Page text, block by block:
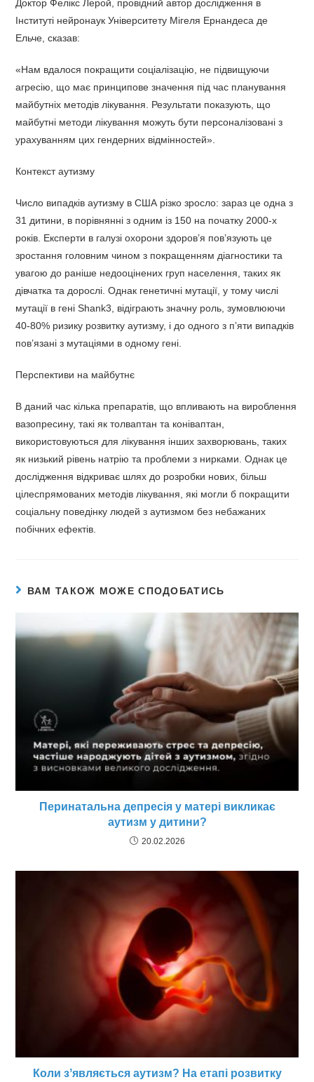
Доктор Фелікс Лерой, провідний автор дослідження в
Інституті нейронаук Університету Мігеля Ернандеса де
Ельче, сказав:
«Нам вдалося покращити соціалізацію, не підвищуючи
агресію, що має принципове значення під час планування
майбутніх методів лікування. Результати показують, що
майбутні методи лікування можуть бути персоналізовані з
урахуванням цих гендерних відмінностей».
Контекст аутизму
Число випадків аутизму в США різко зросло: зараз це одна з
31 дитини, в порівнянні з одним із 150 на початку 2000-х
років. Експерти в галузі охорони здоров’я пов’язують це
зростання головним чином з покращенням діагностики та
увагою до раніше недооцінених груп населення, таких як
дівчатка та дорослі. Однак генетичні мутації, у тому числі
мутації в гені Shank3, відіграють значну роль, зумовлюючи
40-80% ризику розвитку аутизму, і до одного з п’яти випадків
пов’язані з мутаціями в одному гені.
Перспективи на майбутнє
В даний час кілька препаратів, що впливають на вироблення
вазопресину, такі як толваптан та коніваптан,
використовуються для лікування інших захворювань, таких
як низький рівень натрію та проблеми з нирками. Однак це
дослідження відкриває шлях до розробки нових, більш
цілеспрямованих методів лікування, які могли б покращити
соціальну поведінку людей з аутизмом без небажаних
побічних ефектів.
ВАМ ТАКОЖ МОЖЕ СПОДОБАТИСЬ
Перинатальна депресія у матері викликає
аутизм у дитини?
20.02.2026
Коли зʼявляється аутизм? На етапі розвитку